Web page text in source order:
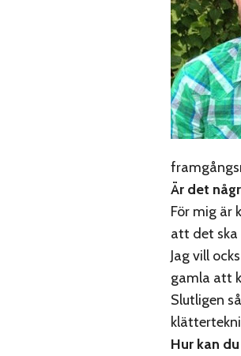
Är det
För mig är
att det ska
Jag vill
gamla att
Slutligen
Hur kan